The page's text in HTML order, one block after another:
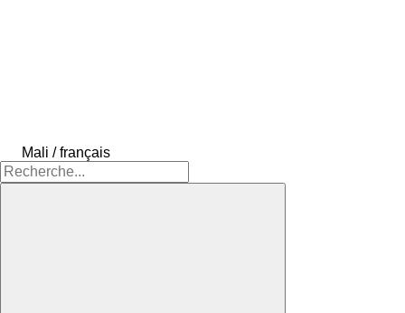
Mali / français